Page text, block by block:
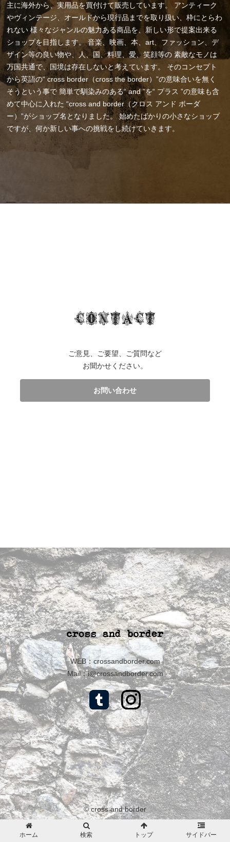
主に海外から、実用品を買付けて販売しています。
アンティーク
やヴィンテージ、オールドから現行品までを取り扱い、枠にとらわ
れない 様々なジャンルの魅力ある商品を、新しい形で提案出来る
ショップを目指します。音楽、映画、本、art、ファッション、デ
ザイン等の良い物や、人、国、料理、愛、笑顔等の 素敵なモノは
万国共通で、国境は存在しないと考えています。
そのコンセプト
から英語の“ cross border（cross the border）”の意味合いを無く
そうという事で簡単で馴染みのある“ and ”を“ プラス ”の意味も含
めて中心に入れた “cross and border（クロス アンド ボーダ
ー）”がショップ名となりました。始めたばかりの小さなショップ
ですが、何か新しい事への挑戦をし続けていきます。
ご意見、ご要望、ご質問など
お聞かせください。
お問い合わせ
WEB：crossandborder.com
Mail：i@crossandborder.com
© cross and border
ホーム 検索 トップ サイドバー